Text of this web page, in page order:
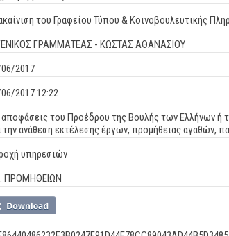
του Γραφείου Τύπου & Κοινοβουλευτικής
ΓΡΑΜΜΑΤΕΑΣ - ΚΩΣΤΑΣ ΑΘΑΝΑΣΙΟΥ
2017
2017 12:22
αποφάσεις του Προέδρου της Βουλής των Ελλήνων ή
την ανάθεση εκτέλεσης έργων, προμήθειας αγαθών,
υπηρεσιών
ΠΡΟΜΗΘΕΙΩΝ